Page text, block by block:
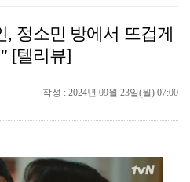
"스토킹 피해자" 황정민VS"2억대 손해배상" A 씨,…
김지원, 어린이병원에 1억원 쾌척 "'닥터X' 촬영 중…
고영욱, 도 넘은 저격 논란…이번엔 박하선에 "감당 안…
, 정소민 방에서 뜨겁게
[텔리뷰]
작성 : 2024년 09월 23일(월) 07:00